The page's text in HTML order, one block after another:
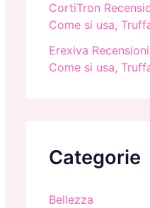
CortiTron
Come si usa,
Erexiva
Come si usa,
Categorie
Bellezza